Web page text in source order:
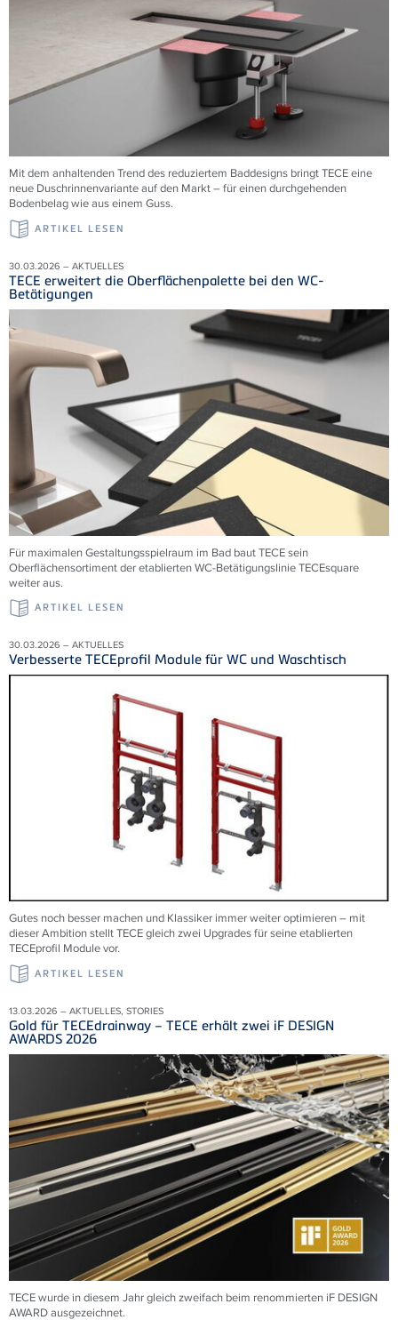
Mit dem anhaltenden Trend des reduziertem Baddesigns bringt TECE eine
neue Duschrinnenvariante auf den Markt – für einen durchgehenden
Bodenbelag wie aus einem Guss.
ARTIKEL LESEN
30.03.2026 – AKTUELLES
TECE erweitert die Oberflächenpalette bei den WC-
Betätigungen
Für maximalen Gestaltungsspielraum im Bad baut TECE sein
Oberflächensortiment der etablierten WC-Betätigungslinie TECEsquare
weiter aus.
ARTIKEL LESEN
30.03.2026 – AKTUELLES
Verbesserte TECEprofil Module für WC und Waschtisch
Gutes noch besser machen und Klassiker immer weiter optimieren – mit
dieser Ambition stellt TECE gleich zwei Upgrades für seine etablierten
TECEprofil Module vor.
ARTIKEL LESEN
13.03.2026 – AKTUELLES, STORIES
Gold für TECEdrainway – TECE erhält zwei iF DESIGN
AWARDS 2026
TECE wurde in diesem Jahr gleich zweifach beim renommierten iF DESIGN
AWARD ausgezeichnet.